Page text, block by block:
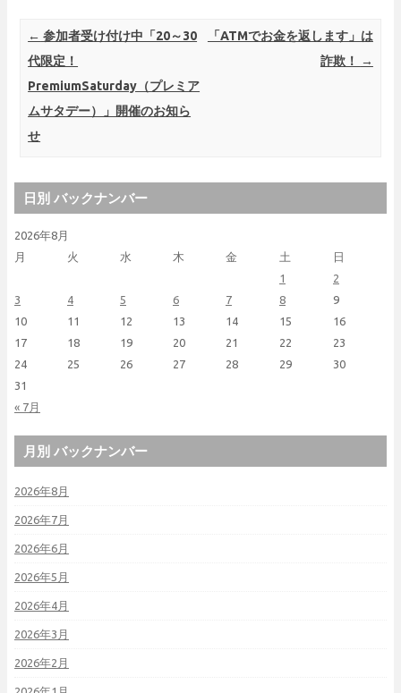
Post navigation
← 参加者受け付け中「20～30
代限定！
PremiumSaturday（プレミア
ムサタデー）」開催のお知ら
せ
「ATMでお金を返します」は
詐欺！
→
日別 バックナンバー
2026年8月
月
火 水 木 金 土 日
« 7月
1
2
3
4 5 6 7 8
9
10
11 12 13 14 15
16
17
18 19 20 21 22
23
24
25 26 27 28 29
30
31
月別 バックナンバー
2026年8月
2026年7月
2026年6月
2026年5月
2026年4月
2026年3月
2026年2月